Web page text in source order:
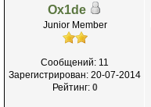
Ox1de
Junior Member
Сообщений: 11
Зарегистрирован: 20-07-2014
Рейтинг: 0